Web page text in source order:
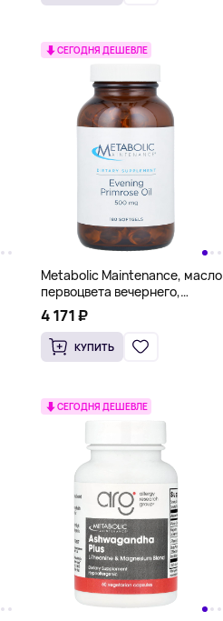
СЕГОДНЯ ДЕШЕВЛЕ
Metabolic Maintenance, масло
первоцвета вечернего,
500 мг, 180 мягких таблеток
4 171 ₽
КУПИТЬ
СЕГОДНЯ ДЕШЕВЛЕ